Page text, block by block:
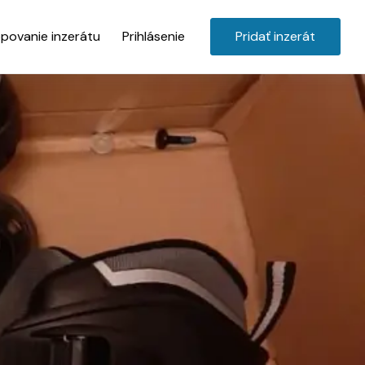
inzerátu Prihlásenie Pridať inzerát